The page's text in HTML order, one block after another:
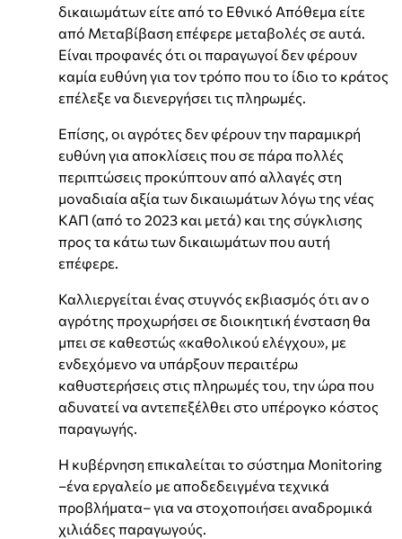
δικαιωμάτων είτε από το Εθνικό Απόθεμα είτε
από Μεταβίβαση επέφερε μεταβολές σε αυτά.
Είναι προφανές ότι οι παραγωγοί δεν φέρουν
καμία ευθύνη για τον τρόπο που το ίδιο το κράτος
επέλεξε να διενεργήσει τις πληρωμές.​
Επίσης, οι αγρότες δεν φέρουν την παραμικρή
ευθύνη για αποκλίσεις που σε πάρα πολλές
περιπτώσεις προκύπτουν από αλλαγές στη
μοναδιαία αξία των δικαιωμάτων λόγω της νέας
ΚΑΠ (από το 2023 και μετά) και της σύγκλισης
προς τα κάτω των δικαιωμάτων που αυτή
επέφερε.
​Καλλιεργείται ένας στυγνός εκβιασμός ότι αν ο
αγρότης προχωρήσει σε διοικητική ένσταση θα
μπει σε καθεστώς «καθολικού ελέγχου», με
ενδεχόμενο να υπάρξουν περαιτέρω
καθυστερήσεις στις πληρωμές του, την ώρα που
αδυνατεί να αντεπεξέλθει στο υπέρογκο κόστος
παραγωγής.
Η κυβέρνηση επικαλείται το σύστημα Monitoring
–ένα εργαλείο με αποδεδειγμένα τεχνικά
προβλήματα– για να στοχοποιήσει αναδρομικά
χιλιάδες παραγωγούς.